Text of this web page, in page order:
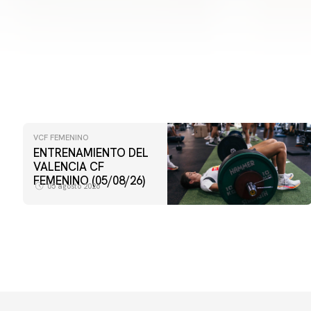
VCF FEMENINO
ENTRENAMIENTO DEL
VALENCIA CF
FEMENINO (05/08/26)
05 agosto 2026